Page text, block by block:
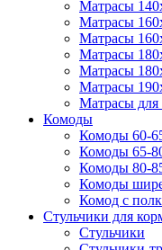
Матрасы
Матрасы
Матрасы
Матрасы
Матрасы
Матрасы
Матрасы для
Комоды
Комоды 60-
Комоды 65-
Комоды 80-
Комоды
Комод с
Стульчики для
Стульчики